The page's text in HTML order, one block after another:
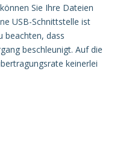
Sie Ihre Dateien
USB-Schnittstelle ist
beachten, dass
beschleunigt. Auf die
keinerlei